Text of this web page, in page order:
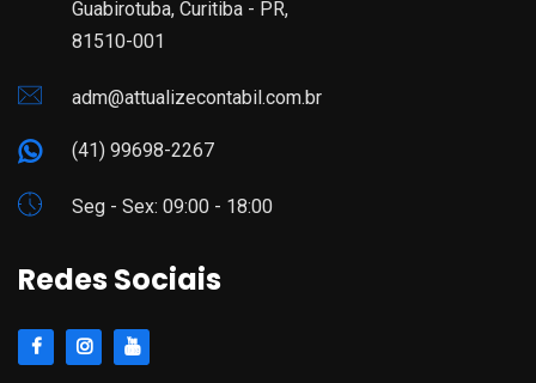
Guabirotuba, Curitiba - PR,
81510-001
adm@attualizecontabil.com.br
(41) 99698-2267
Seg - Sex: 09:00 - 18:00
Redes Sociais